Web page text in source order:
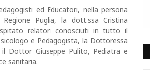
ed Educatori, nella persona
Puglia, la dott.ssa Cristina
relatori conosciuti in tutto il
e Pedagogista, la Dottoressa
il Dottor Giuseppe Pulito, Pediatra e
sanitaria.